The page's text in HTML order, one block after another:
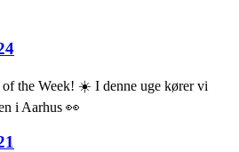
of the Week! ☀️ I denne uge kører vi
i Aarhus 👀